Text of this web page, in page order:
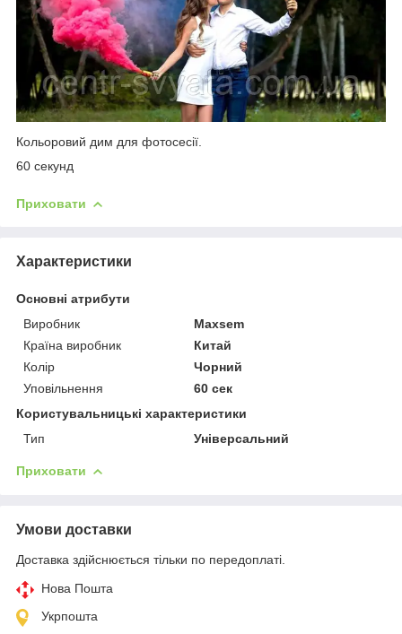
Кольоровий дим для фотосесії.
60 секунд
Приховати
Характеристики
Основні атрибути
Виробник
Maxsem
Країна виробник
Китай
Колір
Чорний
Уповільнення
60 сек
Користувальницькі характеристики
Тип
Універсальний
Приховати
Умови доставки
Доставка здійснюється тільки по передоплаті.
Нова Пошта
Укрпошта